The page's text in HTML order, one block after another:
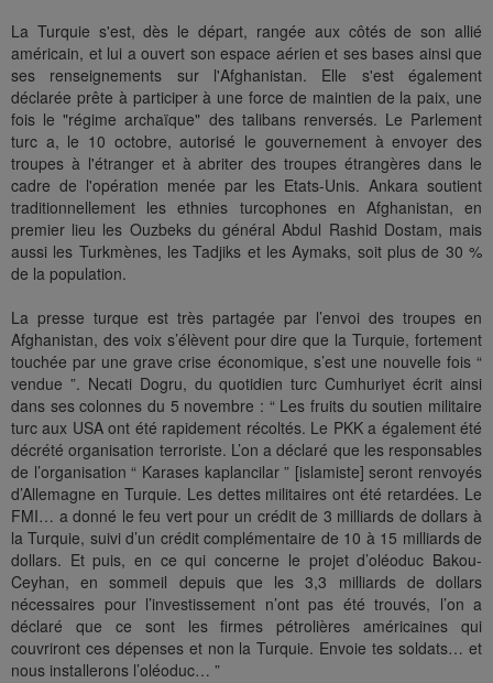
La Turquie s'est, dès le départ, rangée aux côtés de son allié
américain, et lui a ouvert son espace aérien et ses bases ainsi que
ses renseignements sur l'Afghanistan. Elle s'est également
déclarée prête à participer à une force de maintien de la paix, une
fois le "régime archaïque" des talibans renversés. Le Parlement
turc a, le 10 octobre, autorisé le gouvernement à envoyer des
troupes à l'étranger et à abriter des troupes étrangères dans le
cadre de l'opération menée par les Etats-Unis. Ankara soutient
traditionnellement les ethnies turcophones en Afghanistan, en
premier lieu les Ouzbeks du général Abdul Rashid Dostam, mais
aussi les Turkmènes, les Tadjiks et les Aymaks, soit plus de 30 %
de la population.
La presse turque est très partagée par l’envoi des troupes en
Afghanistan, des voix s’élèvent pour dire que la Turquie, fortement
touchée par une grave crise économique, s’est une nouvelle fois “
vendue ”. Necati Dogru, du quotidien turc Cumhuriyet écrit ainsi
dans ses colonnes du 5 novembre : “ Les fruits du soutien militaire
turc aux USA ont été rapidement récoltés. Le PKK a également été
décrété organisation terroriste. L’on a déclaré que les responsables
de l’organisation “ Karases kaplancilar ” [islamiste] seront renvoyés
d’Allemagne en Turquie. Les dettes militaires ont été retardées. Le
FMI… a donné le feu vert pour un crédit de 3 milliards de dollars à
la Turquie, suivi d’un crédit complémentaire de 10 à 15 milliards de
dollars. Et puis, en ce qui concerne le projet d’oléoduc Bakou-
Ceyhan, en sommeil depuis que les 3,3 milliards de dollars
nécessaires pour l’investissement n’ont pas été trouvés, l’on a
déclaré que ce sont les firmes pétrolières américaines qui
couvriront ces dépenses et non la Turquie. Envoie tes soldats… et
nous installerons l’oléoduc… ”